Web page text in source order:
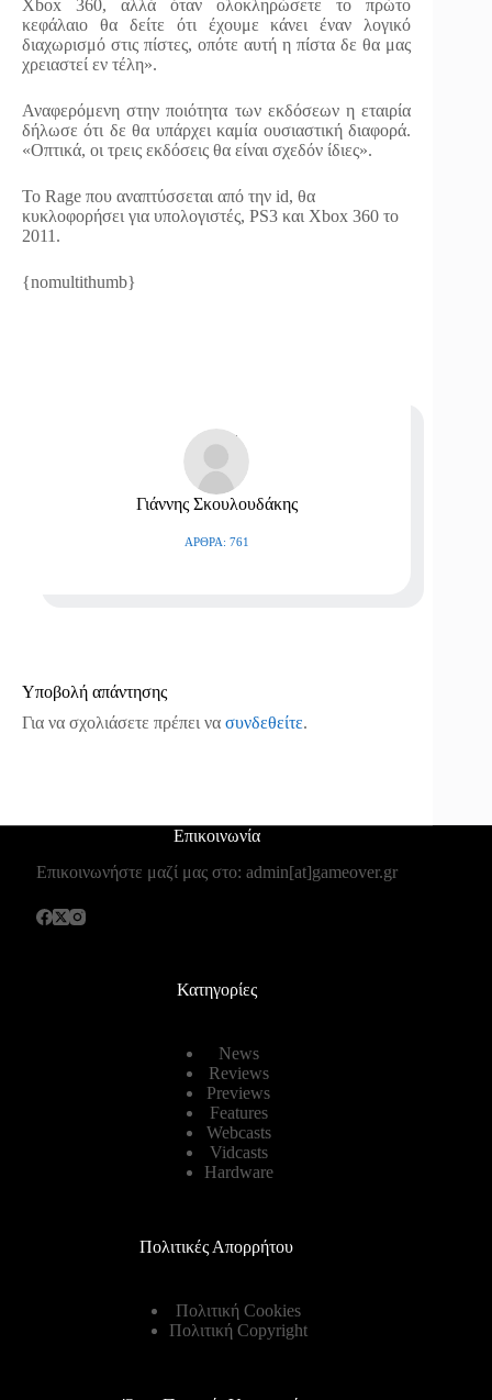
Xbox 360, αλλά όταν ολοκληρώσετε το πρώτο
κεφάλαιο θα δείτε ότι έχουμε κάνει έναν λογικό
διαχωρισμό στις πίστες, οπότε αυτή η πίστα δε θα μας
χρειαστεί εν τέλη».
Αναφερόμενη στην ποιότητα των εκδόσεων η εταιρία
δήλωσε ότι δε θα υπάρχει καμία ουσιαστική διαφορά.
«Οπτικά, οι τρεις εκδόσεις θα είναι σχεδόν ίδιες».
Το Rage που αναπτύσσεται από την id, θα
κυκλοφορήσει για υπολογιστές, PS3 και Xbox 360 το
2011.
{nomultithumb}
Γιάννης Σκουλουδάκης
ΆΡΘΡΑ: 761
Υποβολή απάντησης
Για να σχολιάσετε πρέπει να συνδεθείτε.
Επικοινωνία
Επικοινωνήστε μαζί μας στο: admin[at]gameover.gr
Κατηγορίες
News
Reviews
Previews
Features
Webcasts
Vidcasts
Hardware
Πολιτικές Απορρήτου
Πολιτική Cookies
Πολιτική Copyright